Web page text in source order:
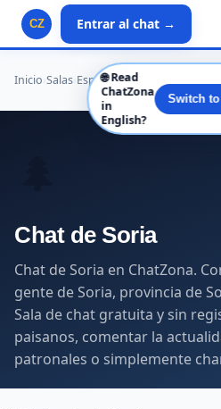
CZ Entrar al chat →
Inicio Salas España›Castilla y leon
Chat de Soria
Chat de Soria en ChatZona.
gente de Soria, provincia de
Sala de chat gratuita y sin
paisanos, comentar la
patronales o simplemente
🌐 Read
ChatZona
in
English?
Switch